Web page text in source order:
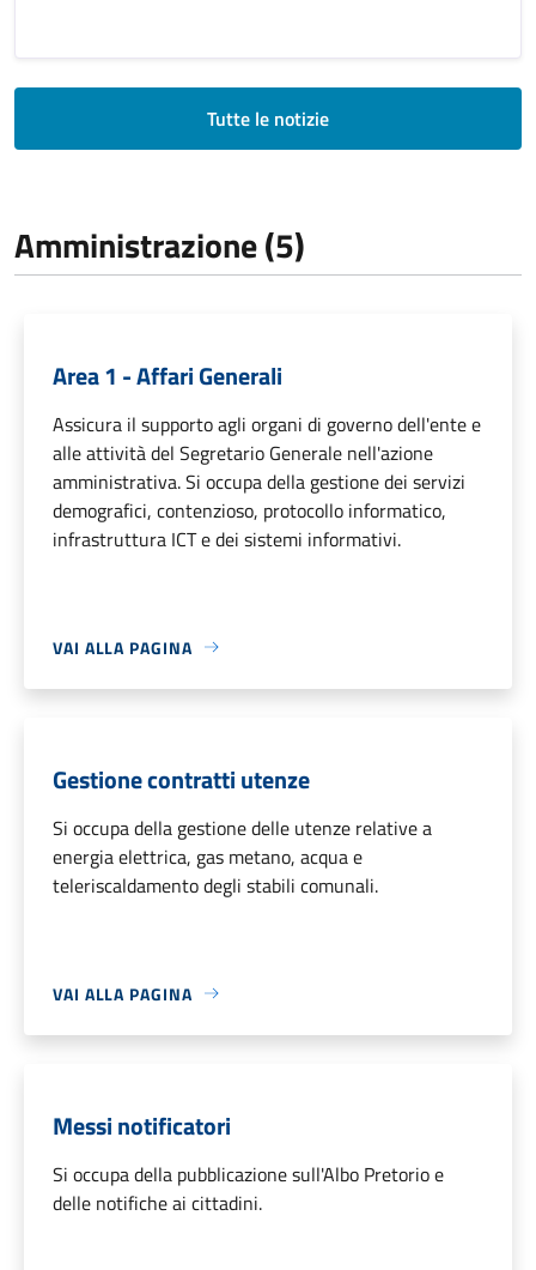
Tutte le notizie
Amministrazione (5)
Area 1 - Affari Generali
Assicura il supporto agli organi di governo dell'ente e
alle attività del Segretario Generale nell'azione
amministrativa. Si occupa della gestione dei servizi
demografici, contenzioso, protocollo informatico,
infrastruttura ICT e dei sistemi informativi.
VAI ALLA PAGINA
Gestione contratti utenze
Si occupa della gestione delle utenze relative a
energia elettrica, gas metano, acqua e
teleriscaldamento degli stabili comunali.
VAI ALLA PAGINA
Messi notificatori
Si occupa della pubblicazione sull'Albo Pretorio e
delle notifiche ai cittadini.